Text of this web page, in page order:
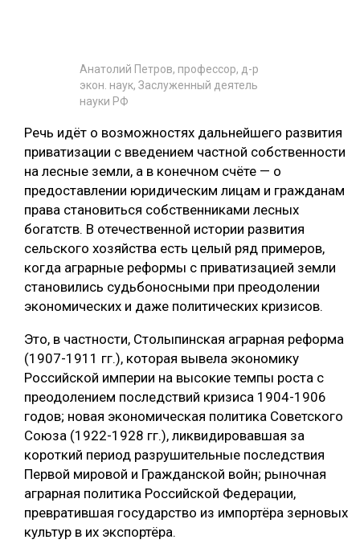
Анатолий Петров, профессор, д-р
экон. наук, Заслуженный деятель
науки РФ
Речь идёт о возможностях дальнейшего развития
приватизации с введением частной собственности
на лесные земли, а в конечном счёте — о
предоставлении юридическим лицам и гражданам
права становиться собственниками лесных
богатств. В отечественной истории развития
сельского хозяйства есть целый ряд примеров,
когда аграрные реформы с приватизацией земли
становились судьбоносными при преодолении
экономических и даже политических кризисов.
Это, в частности, Столыпинская аграрная реформа
(1907-1911 гг.), которая вывела экономику
Российской империи на высокие темпы роста с
преодолением последствий кризиса 1904-1906
годов; новая экономическая политика Советского
Союза (1922-1928 гг.), ликвидировавшая за
короткий период разрушительные последствия
Первой мировой и Гражданской войн; рыночная
аграрная политика Российской Федерации,
превратившая государство из импортёра зерновых
культур в их экспортёра.